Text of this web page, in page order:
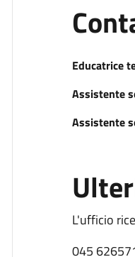
Educatrice
Assistente
Assistente
L'ufficio
045